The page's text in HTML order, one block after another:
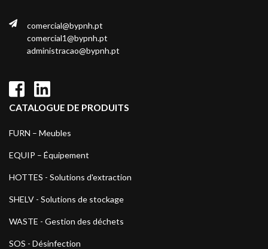
comercial@bypnh.pt
comercial1@bypnh.pt
administracao@bypnh.pt
CATALOGUE DE PRODUITS
FURN – Meubles
EQUIP – Équipement
HOTTES - Solutions d'extraction
SHELV - Solutions de stockage
WASTE - Gestion des déchets
SOS - Désinfection